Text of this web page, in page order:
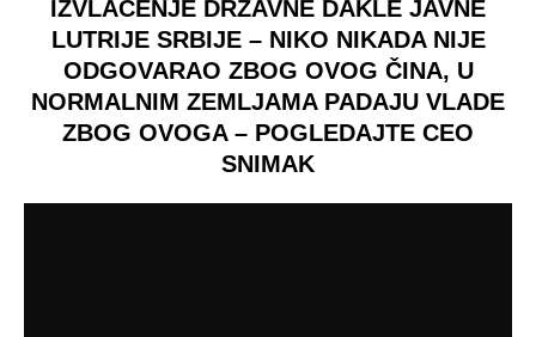
IZVLAČENJE DRŽAVNE DAKLE JAVNE
LUTRIJE SRBIJE – NIKO NIKADA NIJE
ODGOVARAO ZBOG OVOG ČINA, U
NORMALNIM ZEMLJAMA PADAJU VLADE
ZBOG OVOGA – POGLEDAJTE CEO
SNIMAK